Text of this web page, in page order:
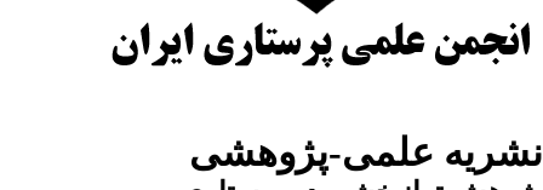
علمی-پژوهشی